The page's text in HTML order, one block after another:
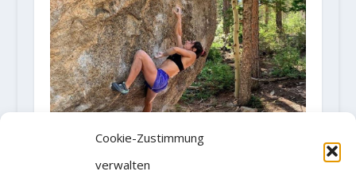
Cookie-Zustimmung
verwalten